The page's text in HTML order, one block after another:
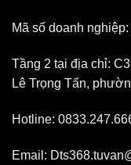
Mã số doanh
Tầng 2 tại địa chỉ:
Lê Trọng Tấn,
Hotline:
Email: